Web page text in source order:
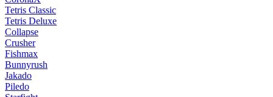
Tetris Classic
Tetris Deluxe
Collapse
Crusher
Fishmax
Bunnyrush
Jakado
Piledo